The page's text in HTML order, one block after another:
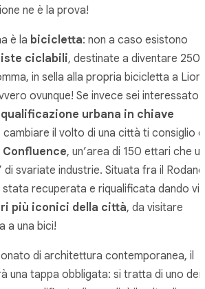
ne è la prova!
è la bicicletta: non a caso esistono
ciclabili, destinate a diventare 250
in sella alla propria bicicletta a
ovunque! Se invece sei interessato
urbana in chiave
cambiare il volto di una città ti consiglio
Confluence, un’area di 150 ettari che un
svariate industrie. Situata fra il Rodano
stata recuperata e riqualificata dando
più iconici della città, da visitare
a una bici!
di architettura contemporanea, il
una tappa obbligata: si tratta di uno dei